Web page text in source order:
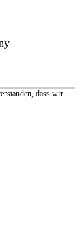
dass wir